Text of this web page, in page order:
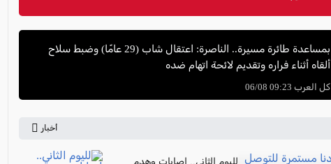
بمساعدة طائرة مسيرة.. الناصرة: اعتقال شاب (29 عامًا) وضبط سلاح
ألقاه أثناء فراره وتقديم لائحة اتهام ضده
كل العرب 09:23 06/08
أخبار
لليوم الثاني.. إصابات وهدم